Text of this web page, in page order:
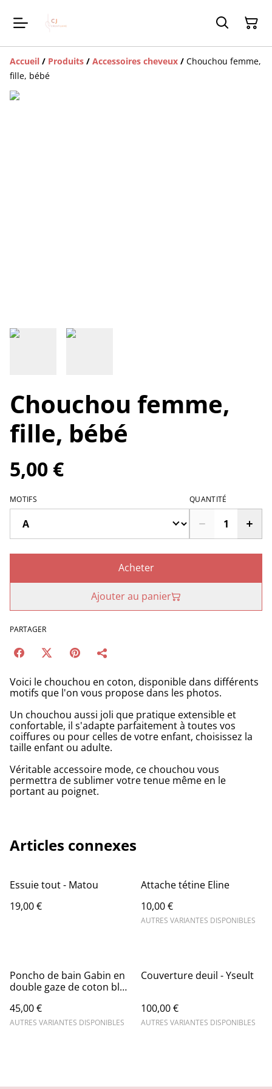
Accueil / Produits / Accessoires cheveux / Chouchou femme,
fille, bébé
Chouchou femme,
fille, bébé
5,00 €
MOTIFS QUANTITÉ
Acheter
Ajouter au panier
PARTAGER
Voici le chouchou en coton, disponible dans différents
motifs que l'on vous propose dans les photos.
Un chouchou aussi joli que pratique extensible et
confortable, il s'adapte parfaitement à toutes vos
coiffures ou pour celles de votre enfant, choisissez la
taille enfant ou adulte.
Véritable accessoire mode, ce chouchou vous
permettra de sublimer votre tenue même en le
portant au poignet.
Articles connexes
Essuie tout - Matou
19,00 €
Attache tétine Eline
10,00 €
AUTRES VARIANTES DISPONIBLES
Poncho de bain Gabin en
double gaze de coton bleu
45,00 €
AUTRES VARIANTES DISPONIBLES
Couverture deuil - Yseult
100,00 €
AUTRES VARIANTES DISPONIBLES